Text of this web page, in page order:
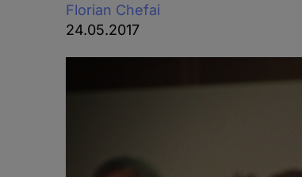
Florian Chefai
24.05.2017